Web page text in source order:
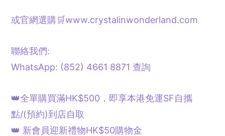
或官網選購🛒www.crystalinwonderland.com
聯絡我們:
WhatsApp: (852) 4661 8871 查詢
👑全單購買滿HK$500，即享本港免運SF自攜
點/(預約)到店自取
👑 新會員迎新禮物HK$50購物金